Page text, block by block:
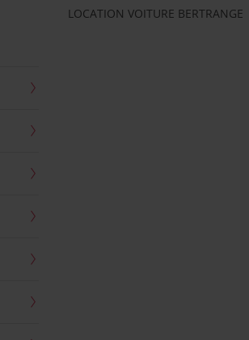
LOCATION VOITURE BERTRANGE